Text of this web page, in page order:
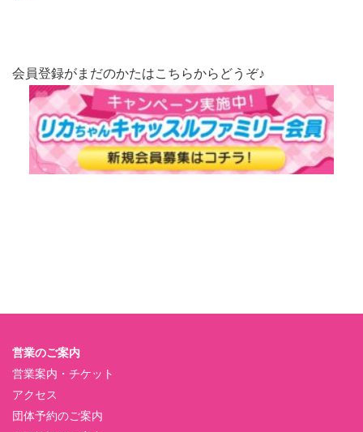
会員登録がまだのかたはこちらからどうぞ♪
営業のご案内
営業案内・チケット
アクセス
団体予約のご案内